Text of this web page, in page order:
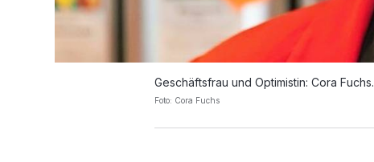
Geschäftsfrau und Optimistin: Cora Fuchs.
Foto: Cora Fuchs